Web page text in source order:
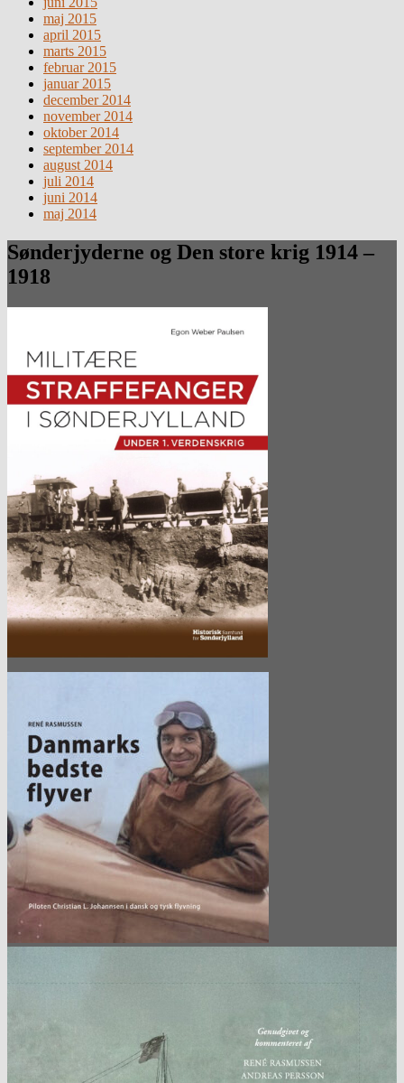
maj 2015
april 2015
marts 2015
februar 2015
januar 2015
december 2014
november 2014
oktober 2014
september 2014
august 2014
juli 2014
juni 2014
maj 2014
Sønderjyderne og Den store krig 1914 –
1918